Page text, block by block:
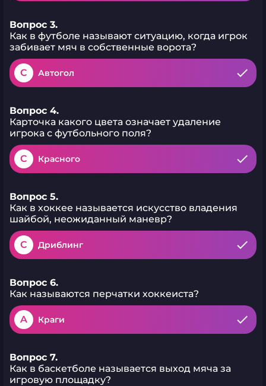
Вопрос 3.
Как в футболе называют ситуацию, когда игрок
забивает мяч в собственные ворота?
C Автогол
Вопрос 4.
Карточка какого цвета означает удаление
игрока с футбольного поля?
C Красного
Вопрос 5.
Как в хоккее называется искусство владения
шайбой, неожиданный маневр?
C Дриблинг
Вопрос 6.
Как называются перчатки хоккеиста?
A Краги
Вопрос 7.
Как в баскетболе называется выход мяча за
игровую площадку?